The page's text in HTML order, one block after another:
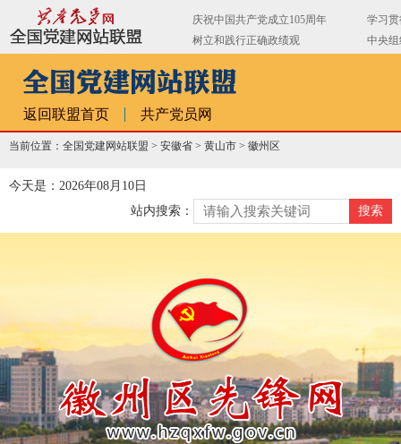
返回联盟首页 共产党员网
当前位置：全国党建网站联盟 > 安徽省 > 黄山市 > 徽州区
今天是：2026年08月10日
站内搜索：